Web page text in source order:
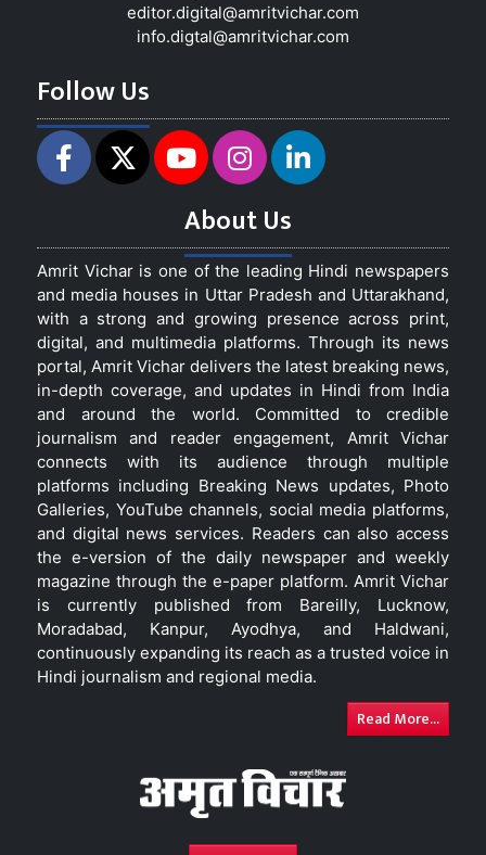
editor.digital@amritvichar.com
info.digtal@amritvichar.com
Follow Us
About Us
Amrit Vichar is one of the leading Hindi newspapers
and media houses in Uttar Pradesh and Uttarakhand,
with a strong and growing presence across print,
digital, and multimedia platforms. Through its news
portal, Amrit Vichar delivers the latest breaking news,
in-depth coverage, and updates in Hindi from India
and around the world. Committed to credible
journalism and reader engagement, Amrit Vichar
connects with its audience through multiple
platforms including Breaking News updates, Photo
Galleries, YouTube channels, social media platforms,
and digital news services. Readers can also access
the e-version of the daily newspaper and weekly
magazine through the e-paper platform. Amrit Vichar
is currently published from Bareilly, Lucknow,
Moradabad, Kanpur, Ayodhya, and Haldwani,
continuously expanding its reach as a trusted voice in
Hindi journalism and regional media.
Read More...